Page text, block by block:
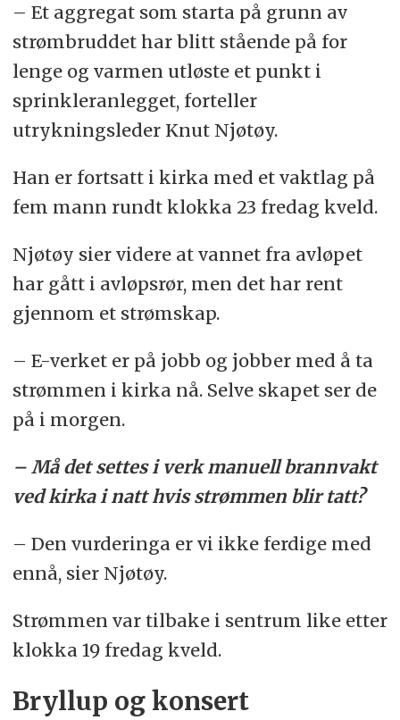
– Et aggregat som starta på grunn av
strømbruddet har blitt stående på for
lenge og varmen utløste et punkt i
sprinkleranlegget, forteller
utrykningsleder Knut Njøtøy.
Han er fortsatt i kirka med et vaktlag på
fem mann rundt klokka 23 fredag kveld.
Njøtøy sier videre at vannet fra avløpet
har gått i avløpsrør, men det har rent
gjennom et strømskap.
– E-verket er på jobb og jobber med å ta
strømmen i kirka nå. Selve skapet ser de
på i morgen.
– Må det settes i verk manuell brannvakt
ved kirka i natt hvis strømmen blir tatt?
– Den vurderinga er vi ikke ferdige med
ennå, sier Njøtøy.
Strømmen var tilbake i sentrum like etter
klokka 19 fredag kveld.
Bryllup og konsert